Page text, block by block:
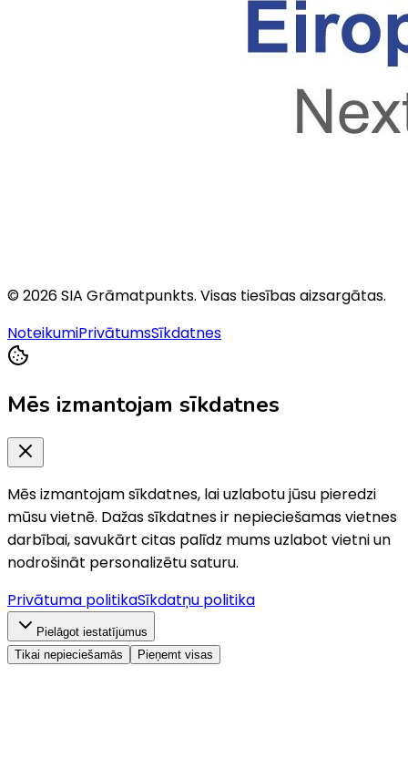
©2026SIA Grāmatpunkts. Visas tiesības aizsargātas.
NoteikumiPrivātumsSīkdatnes
Mēs izmantojam sīkdatnes
Mēs izmantojam sīkdatnes, lai uzlabotu jūsu pieredzi
mūsu vietnē. Dažas sīkdatnes ir nepieciešamas vietnes
darbībai, savukārt citas palīdz mums uzlabot vietni un
nodrošināt personalizētu saturu.
Privātuma politikaSīkdatņu politika
Pielāgot iestatījumus
Tikai nepieciešamās
Pieņemt visas